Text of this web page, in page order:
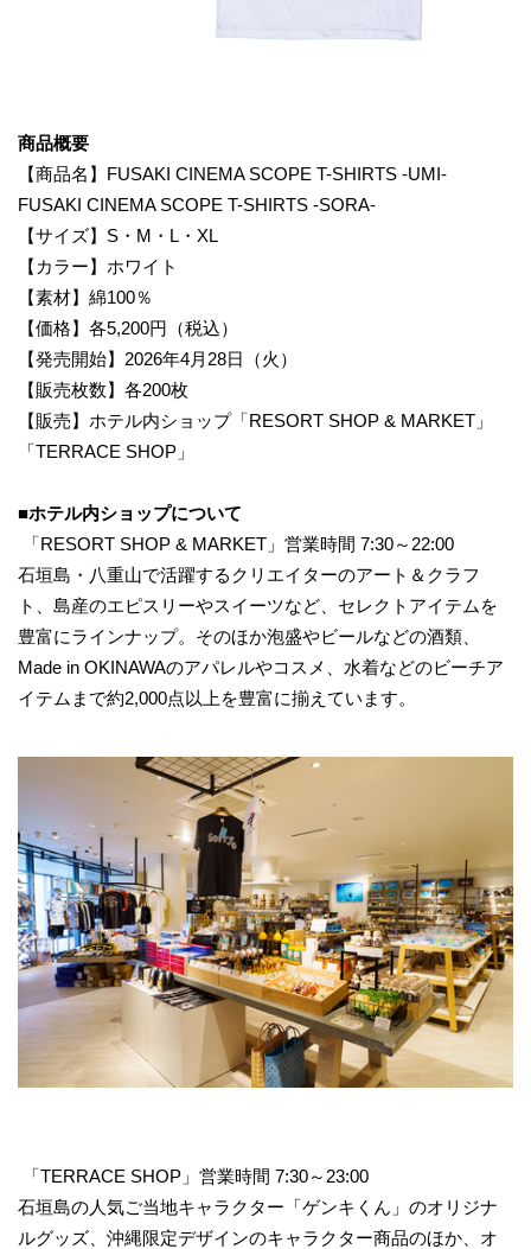
商品概要
【商品名】FUSAKI CINEMA SCOPE T-SHIRTS -UMI-
FUSAKI CINEMA SCOPE T-SHIRTS -SORA-
【サイズ】S・M・L・XL
【カラー】ホワイト
【素材】綿100％
【価格】各5,200円（税込）
【発売開始】2026年4月28日（火）
【販売枚数】各200枚
【販売】ホテル内ショップ「RESORT SHOP & MARKET」
「TERRACE SHOP」
■ホテル内ショップについて
「RESORT SHOP & MARKET」営業時間 7:30～22:00
石垣島・八重山で活躍するクリエイターのアート＆クラフ
ト、島産のエピスリーやスイーツなど、セレクトアイテムを
豊富にラインナップ。そのほか泡盛やビールなどの酒類、
Made in OKINAWAのアパレルやコスメ、水着などのビーチア
イテムまで約2,000点以上を豊富に揃えています。
「TERRACE SHOP」営業時間 7:30～23:00
石垣島の人気ご当地キャラクター「ゲンキくん」のオリジナ
ルグッズ、沖縄限定デザインのキャラクター商品のほか、オ